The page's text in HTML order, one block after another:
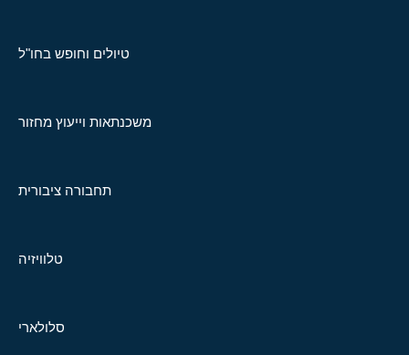
טיולים וחופש בחו"ל
משכנתאות וייעוץ מחזור
תחבורה ציבורית
טלוויזיה
סלולארי